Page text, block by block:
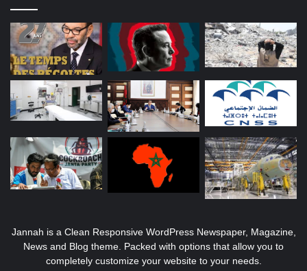
Jannah is a Clean Responsive WordPress Newspaper, Magazine,
News and Blog theme. Packed with options that allow you to
completely customize your website to your needs.